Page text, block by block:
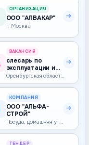
ОРГАНИЗАЦИЯ
ООО "АЛВАКАР"
г. Москва
ВАКАНСИЯ
слесарь по
эксплуатации и
ремонту газового
оборудования
Оренбургская область — 36 000–43 000 ₽
КОМПАНИЯ
ООО "АЛЬФА-
СТРОЙ"
Посуда, домашняя утварь, предметы интерьера
ТЕНДЕР